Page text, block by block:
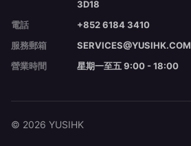
3D18
電話
+852 6184 3410
服務郵箱
SERVICES@YUSIHK.COM
營業時間
星期一至五 9:00 - 18:00
© 2026 YUSIHK